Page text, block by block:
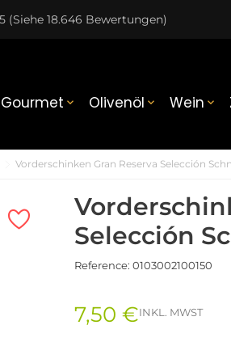
(Siehe 18.646 Bewertungen)
Gourmet  Olivenöl  Wein 
Vorderschinken Gran Reserva Selección
Selección
Reference: 0103002100150
7,50 €INKL. MWST